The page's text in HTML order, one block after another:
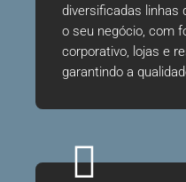
diversificadas linhas
o seu negócio, com
corporativo, lojas e
garantindo a